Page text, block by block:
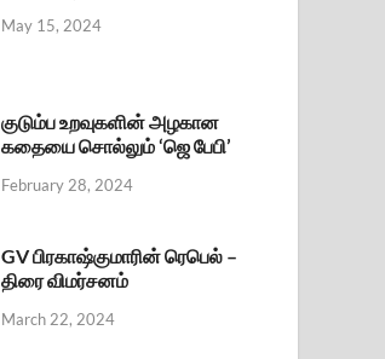
May 15, 2024
குடும்ப உறவுகளின் அழகான
கதையை சொல்லும் ‘ஜெ பேபி’
February 28, 2024
GV பிரகாஷ்குமாரின் ரெபெல் –
திரை விமர்சனம்
March 22, 2024